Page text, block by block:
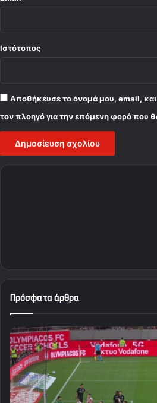
Ιστότοπος
Αποθήκευσε το όνομά μου, email,
τον πλοηγό για την επόμενη φορά που
Πρόσφατα άρθρα